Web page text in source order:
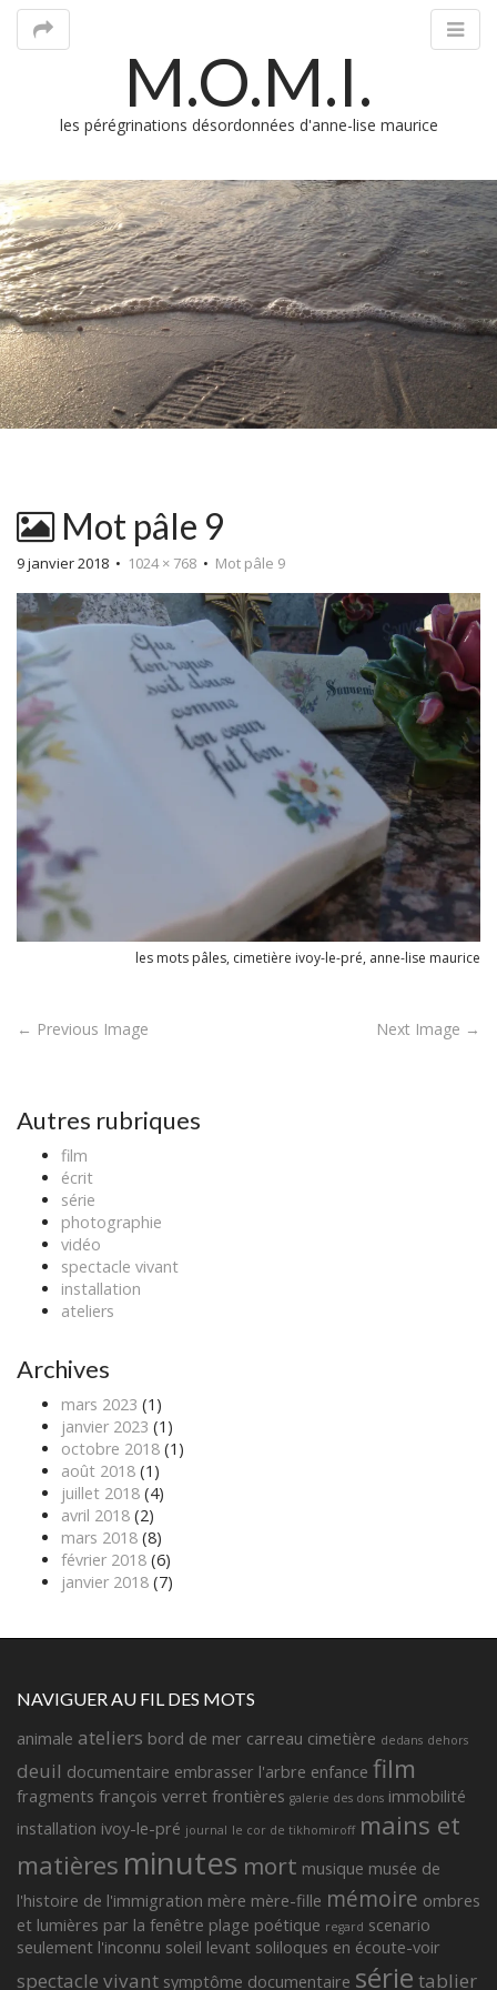
M.O.M.I.
les pérégrinations désordonnées d'anne-lise maurice
Mot pâle 9
9 janvier 2018 • 1024 × 768 • Mot pâle 9
les mots pâles, cimetière ivoy-le-pré, anne-lise maurice
P
t
o
← Previous Image Next Image →
Autres rubriques
film
écrit
série
photographie
vidéo
spectacle vivant
installation
ateliers
Archives
mars 2023 (1)
janvier 2023 (1)
octobre 2018 (1)
août 2018 (1)
juillet 2018 (4)
avril 2018 (2)
mars 2018 (8)
février 2018 (6)
janvier 2018 (7)
NAVIGUER AU FIL DES MOTS
animale ateliers bord de mer carreau cimetière dedans dehors
deuil documentaire embrasser l'arbre enfance film
fragments françois verret frontières galerie des dons immobilité
installation ivoy-le-pré journal le cor de tikhomiroff mains et
matières minutes mort musique musée de
l'histoire de l'immigration mère mère-fille mémoire ombres
et lumières par la fenêtre plage poétique regard scenario
seulement l'inconnu soleil levant soliloques en écoute-voir
spectacle vivant symptôme documentaire série tablier